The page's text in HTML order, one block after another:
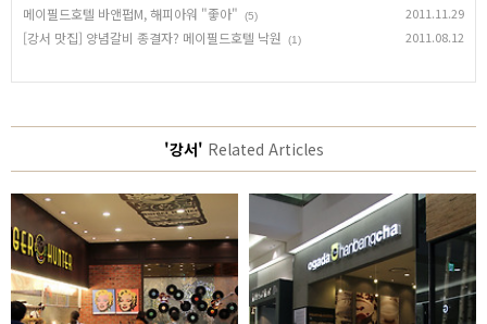
메이필드호텔 바앤펍M, 해피아워 "좋아" (5) 2011.11.29
[강서 맛집] 양념갈비 종결자? 메이필드호텔 낙원 (1) 2011.08.12
'강서' Related Articles